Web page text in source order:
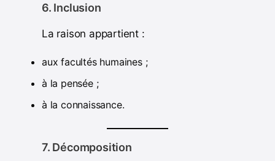
6. Inclusion
La raison appartient :
aux facultés humaines ;
à la pensée ;
à la connaissance.
7. Décomposition